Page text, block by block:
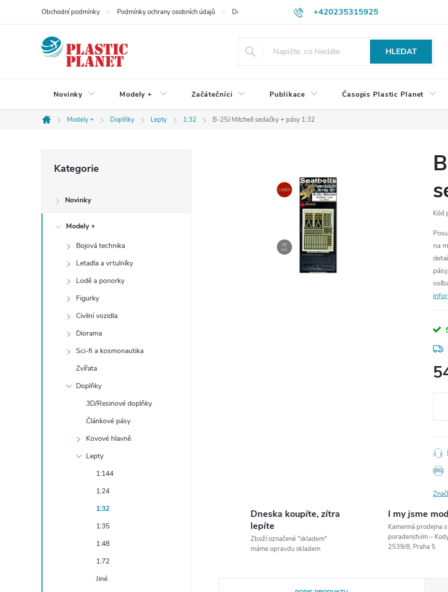
+420235315925
shop@plasticplanet.cz
Obchodní podmínky Podmínky ochrany osobních údajů Dodací a platební podmínky Podmínky vrácení peněz
HLEDAT
Novinky Modely + Začátečníci Publikace Časopis Plastic Planet
Domů
Modely + Doplňky Lepty 1:32 B-25J Mitchell sedačky + pásy 1:32
s
kategorie
Kategorie
Novinky
Modely +
Bojová technika
Letadla a vrtulníky
Lodě a ponorky
Figurky
Civilní vozidla
Diorama
Sci-fi a kosmonautika
Zvířata
Doplňky
3D/Resinové doplňky
Článkové pásy
Kovové hlavně
Lepty
1:144
1:24
1:32
1:35
1:48
1:72
Jiné
Kód
na
Dneska koupíte, zítra
lepíte
Zboží označené "skladem"
máme opravdu skladem
I my jsme
Kamenná prodejna
poradenstvím –
2539/8, Praha 5